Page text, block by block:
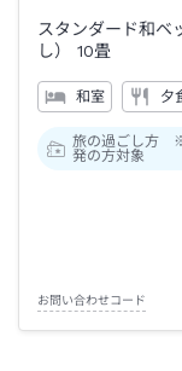
スタンダード和
し） 10畳
和室 夕
旅の過ごし方
発の方対象
お問い合わせコード